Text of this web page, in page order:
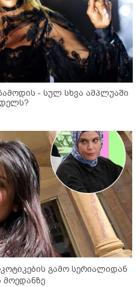
- სულ სხვა ამპლუაში
გამო სერიალიდან
მოედანზე